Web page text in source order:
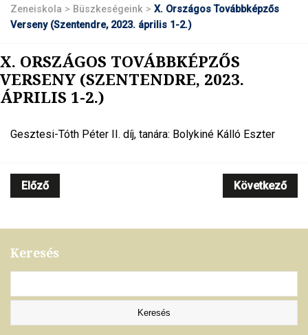
Zeneiskola > Büszkeségeink > X. Országos Továbbképzős
Verseny (Szentendre, 2023. április 1-2.)
X. ORSZÁGOS TOVÁBBKÉPZŐS
VERSENY (SZENTENDRE, 2023.
ÁPRILIS 1-2.)
Gesztesi-Tóth Péter II. díj, tanára: Bolykiné Kálló Eszter
Előző Következő
Keresés